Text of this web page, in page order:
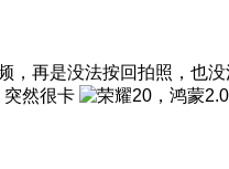
再是没法按回拍照，也